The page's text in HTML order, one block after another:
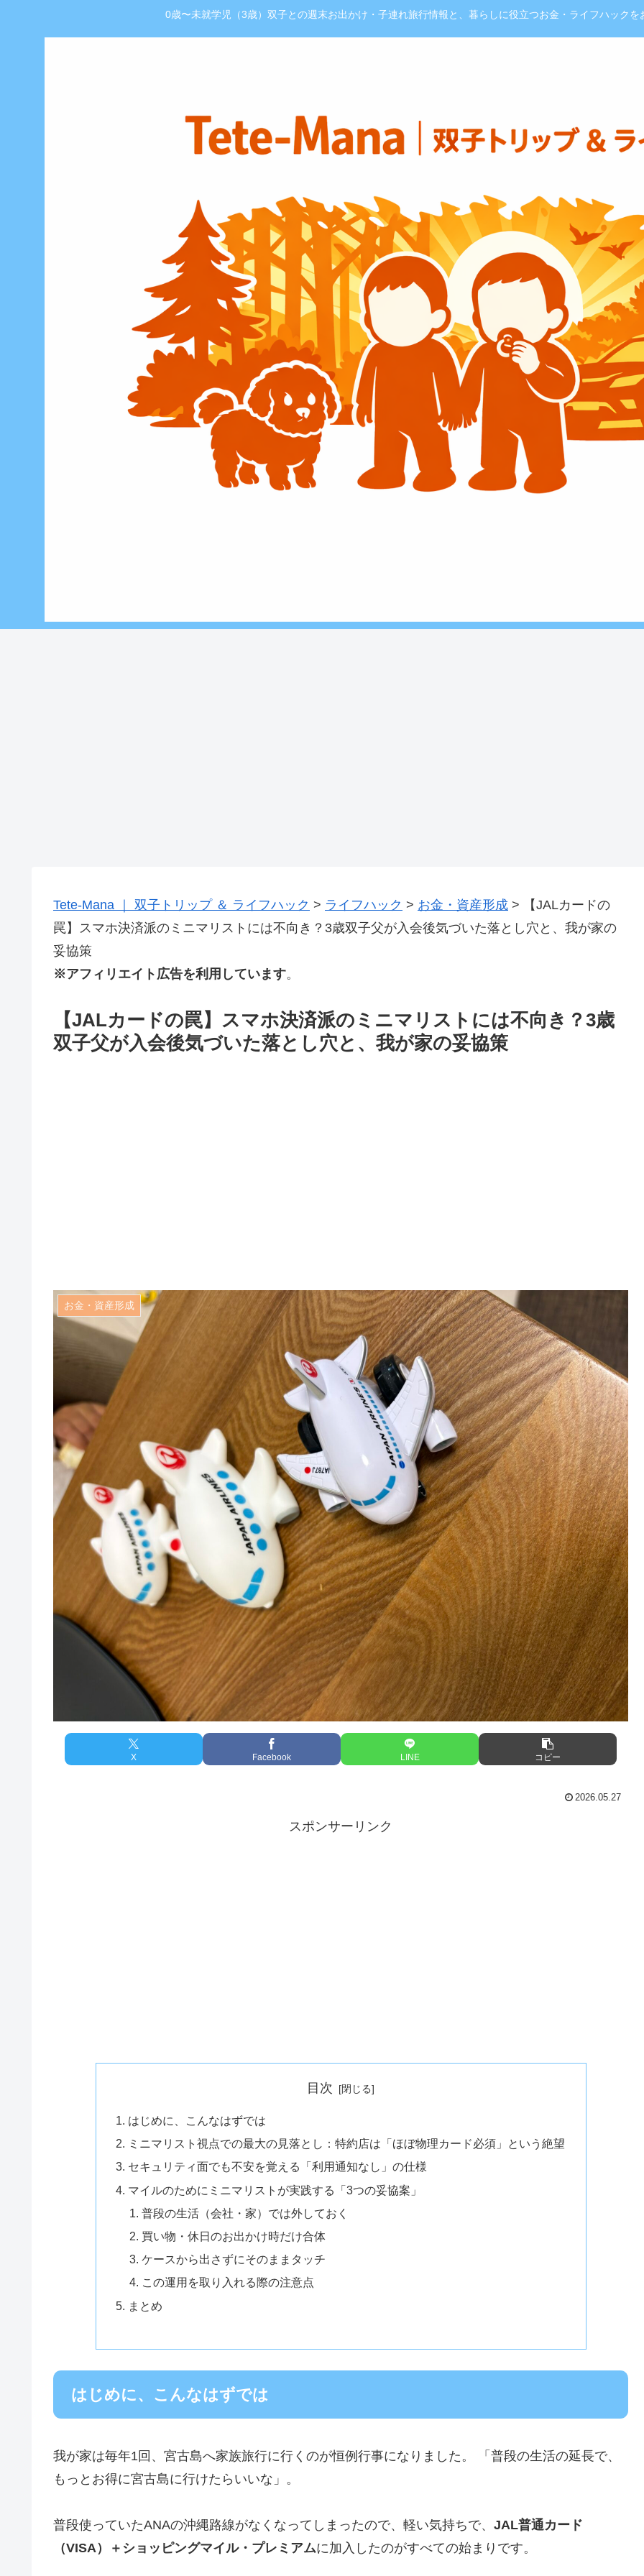
0歳〜未就学児（3歳）双子との週末お出かけ・子連れ旅行情報と、暮らしに役立つお金・ライフハックを
Tete-Mana ｜ 双子トリップ ＆ ライフハック > ライフハック > お金・資産形成 >
【JALカードの
罠】スマホ決済派のミニマリストには不向き？3歳双子父が入会後気づいた落とし穴と、我が家の
妥協策
※アフィリエイト広告を利用しています。
【JALカードの罠】スマホ決済派のミニマリストには不向き？3歳
双子父が入会後気づいた落とし穴と、我が家の妥協策
お金・資産形成
X Facebook LINE コピー
2026.05.27
スポンサーリンク
目次
はじめに、こんなはずでは
ミニマリスト視点での最大の見落とし：特約店は「ほぼ物理カード必須」という絶望
セキュリティ面でも不安を覚える「利用通知なし」の仕様
マイルのためにミニマリストが実践する「3つの妥協案」
普段の生活（会社・家）では外しておく
買い物・休日のお出かけ時だけ合体
ケースから出さずにそのままタッチ
この運用を取り入れる際の注意点
まとめ
はじめに、こんなはずでは
我が家は毎年1回、宮古島へ家族旅行に行くのが恒例行事になりました。 「普段の生活の延長で、
もっとお得に宮古島に行けたらいいな」。
普段使っていたANAの沖縄路線がなくなってしまったので、軽い気持ちで、 JAL普通カード
（VISA）＋ショッピングマイル・プレミアムに加入したのがすべての始まりです。